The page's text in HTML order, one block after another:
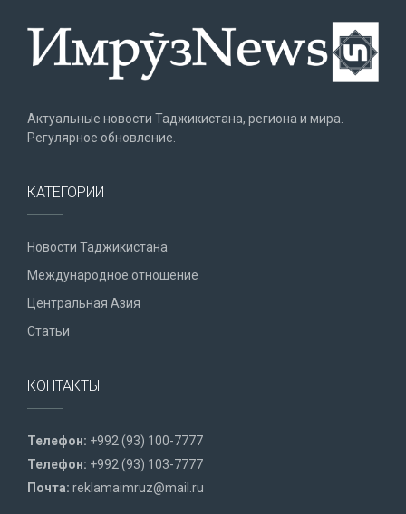
Актуальные новости Таджикистана, региона и мира.
Регулярное обновление.
КАТЕГОРИИ
Новости Таджикистана
Международное отношение
Центральная Азия
Статьи
КОНТАКТЫ
Телефон: +992 (93) 100-7777
Телефон: +992 (93) 103-7777
Почта: reklamaimruz@mail.ru